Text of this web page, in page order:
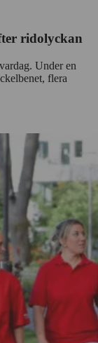
ridolyckan
Under en
flera